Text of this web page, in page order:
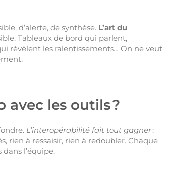
d’alerte, de synthèse. L’art du
Tableaux de bord qui parlent,
révèlent les ralentissements… On ne veut
les outils ?
L’interopérabilité fait tout gagner:
rien à ressaisir, rien à redoubler. Chaque
l’équipe.